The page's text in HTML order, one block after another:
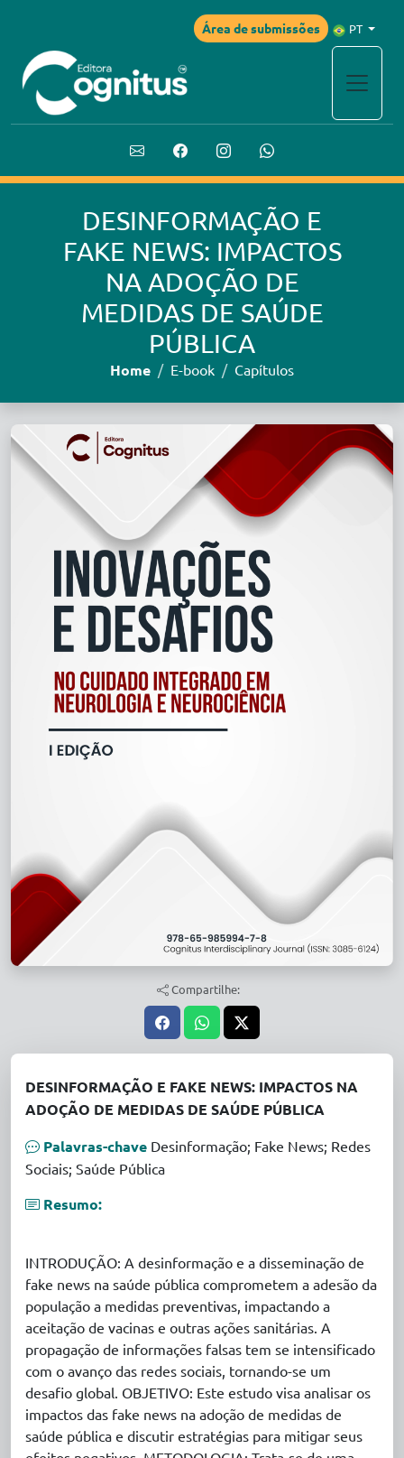
Área de submissões PT
DESINFORMAÇÃO E
FAKE NEWS: IMPACTOS
NA ADOÇÃO DE
MEDIDAS DE SAÚDE
PÚBLICA
Home E-book Capítulos
Compartilhe:
DESINFORMAÇÃO E FAKE NEWS: IMPACTOS NA
ADOÇÃO DE MEDIDAS DE SAÚDE PÚBLICA
Palavras-chave Desinformação; Fake News; Redes
Sociais; Saúde Pública
Resumo:
INTRODUÇÃO: A desinformação e a disseminação de
fake news na saúde pública comprometem a adesão da
população a medidas preventivas, impactando a
aceitação de vacinas e outras ações sanitárias. A
propagação de informações falsas tem se intensificado
com o avanço das redes sociais, tornando-se um
desafio global. OBJETIVO: Este estudo visa analisar os
impactos das fake news na adoção de medidas de
saúde pública e discutir estratégias para mitigar seus